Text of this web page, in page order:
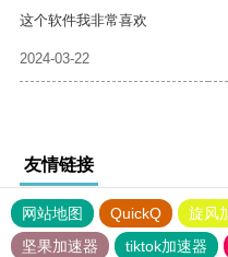
这个软件我非常喜欢
2024-03-22
友情链接
网站地图 QuickQ 旋风
坚果加速器
tiktok加速器